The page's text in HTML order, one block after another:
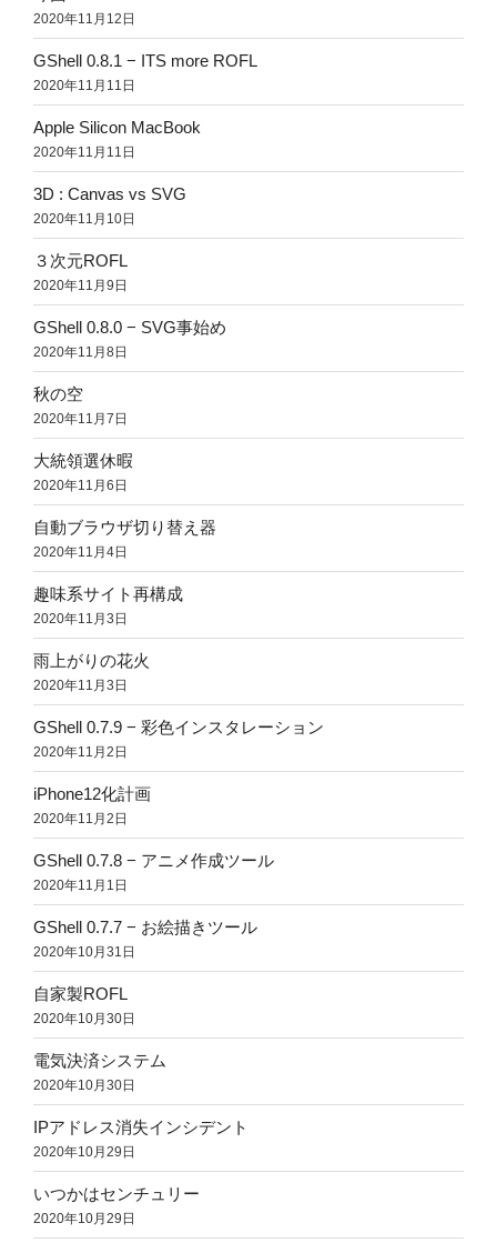
2020年11月12日
GShell 0.8.1 − ITS more ROFL
2020年11月11日
Apple Silicon MacBook
2020年11月11日
3D : Canvas vs SVG
2020年11月10日
３次元ROFL
2020年11月9日
GShell 0.8.0 − SVG事始め
2020年11月8日
秋の空
2020年11月7日
大統領選休暇
2020年11月6日
自動ブラウザ切り替え器
2020年11月4日
趣味系サイト再構成
2020年11月3日
雨上がりの花火
2020年11月3日
GShell 0.7.9 − 彩色インスタレーション
2020年11月2日
iPhone12化計画
2020年11月2日
GShell 0.7.8 − アニメ作成ツール
2020年11月1日
GShell 0.7.7 − お絵描きツール
2020年10月31日
自家製ROFL
2020年10月30日
電気決済システム
2020年10月30日
IPアドレス消失インシデント
2020年10月29日
いつかはセンチュリー
2020年10月29日